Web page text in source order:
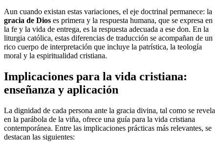
Aun cuando existan estas variaciones, el eje doctrinal permanece: la
gracia de Dios es primera y la respuesta humana, que se expresa en
la fe y la vida de entrega, es la respuesta adecuada a ese don. En la
liturgia católica, estas diferencias de traducción se acompañan de un
rico cuerpo de interpretación que incluye la patrística, la teología
moral y la espiritualidad cristiana.
Implicaciones para la vida cristiana:
enseñanza y aplicación
La dignidad de cada persona ante la gracia divina, tal como se revela
en la parábola de la viña, ofrece una guía para la vida cristiana
contemporánea. Entre las implicaciones prácticas más relevantes, se
destacan las siguientes: